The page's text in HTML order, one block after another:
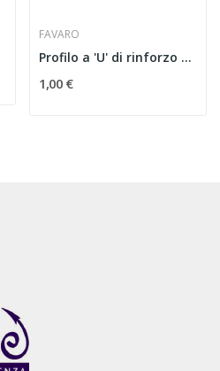
FAVARO
Profilo a 'U' di rinforzo per arnie in polistirolo
1,00 €